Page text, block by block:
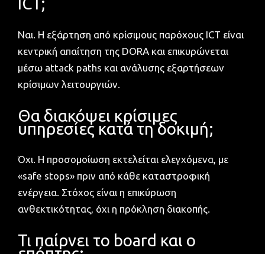
Ναι. Η εξάρτηση από κρίσιμους παρόχους ICT είναι
κεντρική απαίτηση της DORA και επικυρώνεται
μέσω attack paths και ανάλυσης εξαρτήσεων
κρίσιμων λειτουργιών.
Θα διακόψει κρίσιμες
υπηρεσίες κατά τη δοκιμή;
Όχι. Η προσομοίωση εκτελείται ελεγχόμενα, με
«safe stops» πριν από κάθε καταστροφική
ενέργεια. Στόχος είναι η επικύρωση
ανθεκτικότητας, όχι η πρόκληση διακοπής.
Τι παίρνει το board και ο